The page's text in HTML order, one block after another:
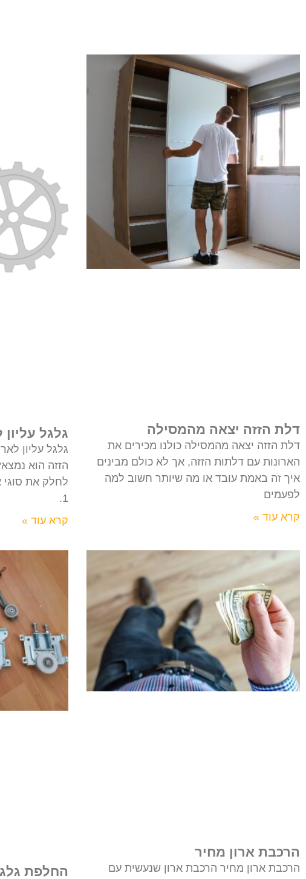
דלת הזזה יצאה מהמסילה
דלת הזזה יצאה מהמסילה כולנו מכירים את
הארונות עם דלתות הזזה, אך לא כולם מבינים
איך זה באמת עובד או מה שיותר חשוב למה
לפעמים
קרא עוד »
גלגל עליון
גלגל עליון
הזזה הוא
לחלק את סוגי
1.
קרא עוד »
הרכבת ארון מחיר
הרכבת ארון מחיר הרכבת ארון שנעשית עם
החלפת